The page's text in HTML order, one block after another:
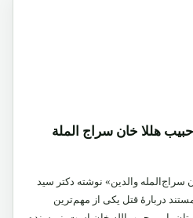
امیرحبیب هللا خان سراج الملة
سراج‌المله والدین» نوشته دکتر سید
دربارهٔ قتل یکی از مهم‌ترین